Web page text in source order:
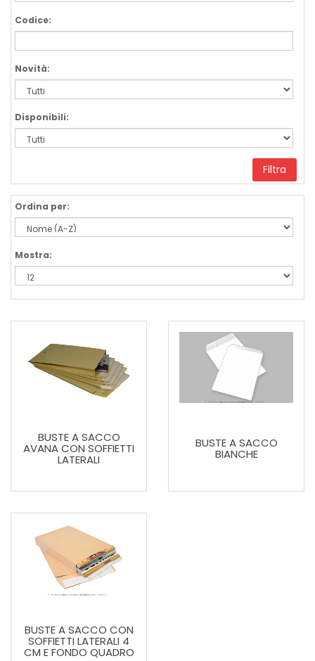
Codice:
Novità:
Disponibili:
Filtra
Ordina per:
Mostra:
BUSTE A SACCO
AVANA CON SOFFIETTI
LATERALI
BUSTE A SACCO
BIANCHE
BUSTE A SACCO CON
SOFFIETTI LATERALI 4
CM E FONDO QUADRO